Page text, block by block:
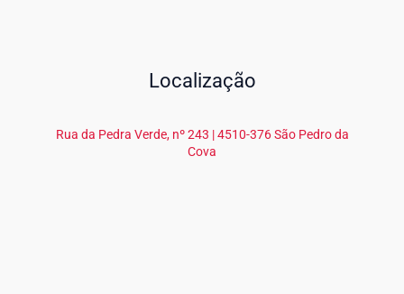
Localização
Rua da Pedra Verde, nº 243 | 4510-376 São Pedro da
Cova